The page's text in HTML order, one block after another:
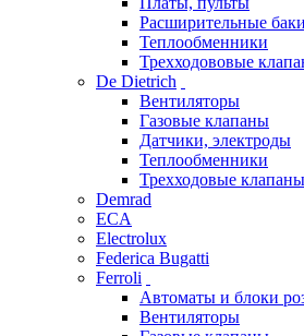
Расширительные баки
Теплообменники
Трехходововые
De Dietrich
Вентиляторы
Газовые клапаны
Датчики, электроды
Теплообменники
Трехходовые клапаны
Demrad
ECA
Electrolux
Federica Bugatti
Ferroli
Автоматы и блоки
Вентиляторы